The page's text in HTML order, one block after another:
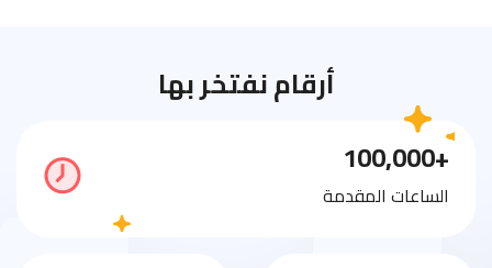
أرقام نفتخر بها
+100,000
الساعات المقدمة